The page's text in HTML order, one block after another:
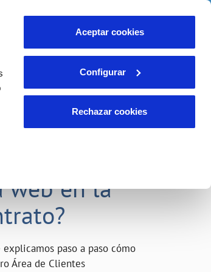
Aceptar cookies
Configurar
Rechazar cookies
INCIDENCIAS
Comunica anomalías o posibles
web en la
paso a paso cómo
Área de Clientes